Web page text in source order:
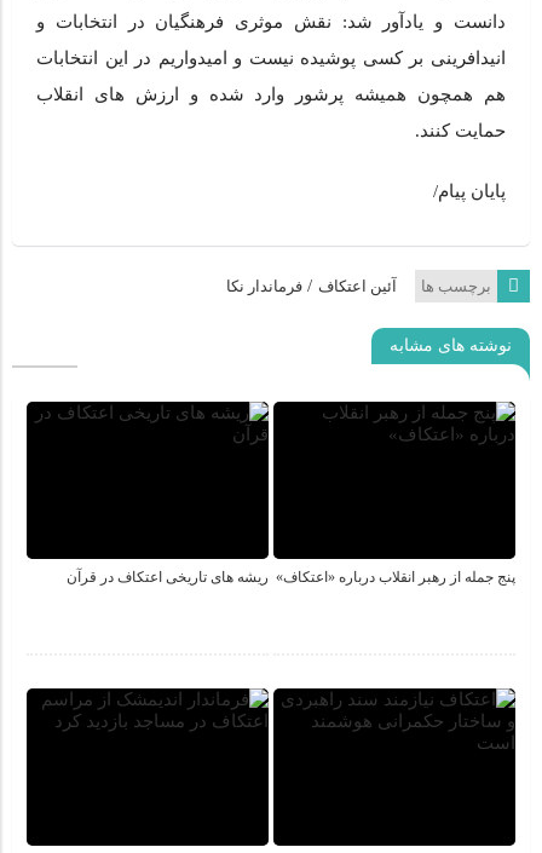
دانست و یادآور شد: نقش موثری فرهنگیان در انتخابات و
انیدافرینی بر کسی پوشیده نیست و امیدواریم در این انتخابات
هم همچون همیشه پرشور وارد شده و ارزش های انقلاب
حمایت کنند.
پایان پیام/
برچسب ها آئین اعتکاف / فرماندار نکا
نوشته های مشابه
پنج جمله از رهبر انقلاب درباره «اعتکاف» ریشه های تاریخی اعتکاف در قرآن